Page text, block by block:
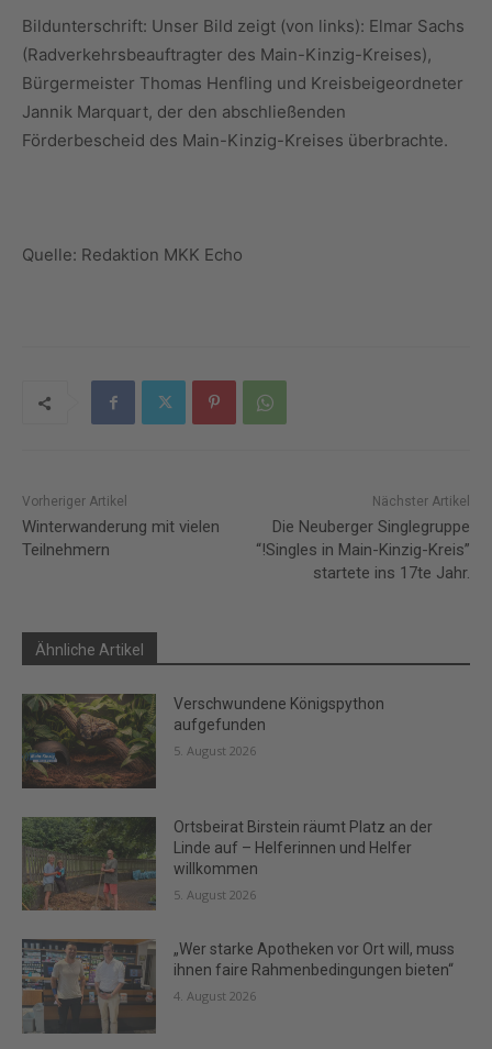
Bildunterschrift: Unser Bild zeigt (von links): Elmar Sachs
(Radverkehrsbeauftragter des Main-Kinzig-Kreises),
Bürgermeister Thomas Henfling und Kreisbeigeordneter
Jannik Marquart, der den abschließenden
Förderbescheid des Main-Kinzig-Kreises überbrachte.
Quelle: Redaktion MKK Echo
Vorheriger Artikel
Winterwanderung mit vielen
Teilnehmern
Nächster Artikel
Die Neuberger Singlegruppe
“!Singles in Main-Kinzig-Kreis”
startete ins 17te Jahr.
Ähnliche Artikel
Verschwundene Königspython
aufgefunden
5. August 2026
Ortsbeirat Birstein räumt Platz an der
Linde auf – Helferinnen und Helfer
willkommen
5. August 2026
„Wer starke Apotheken vor Ort will, muss
ihnen faire Rahmenbedingungen bieten“
4. August 2026